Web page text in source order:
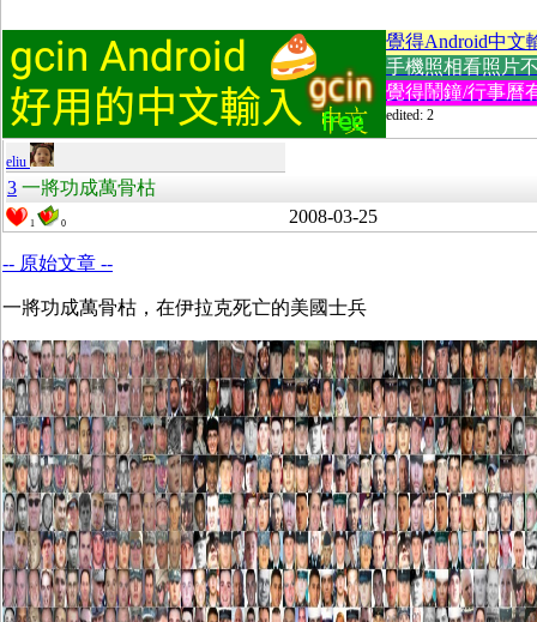
覺得Android中文
手機照相看照片
覺得鬧鐘/行事曆
edited: 2
eliu
3 一將功成萬骨枯
1 0 2008-03-25
-- 原始文章 --
一將功成萬骨枯，在伊拉克死亡的美國士兵